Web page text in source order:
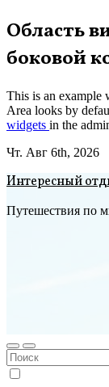
Перейти
к
содержимому
Область
боковой
This is an example
Area looks by
widgets in the
Чт. Авг 6th, 2026
Интересный
Путешествия по